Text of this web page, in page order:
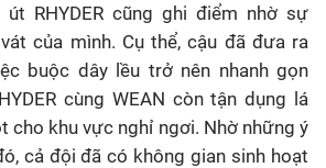
út RHYDER cũng ghi điểm nhờ sự
của mình. Cụ thể, cậu đã đưa ra
buộc dây lều trở nên nhanh gọn
cùng WEAN còn tận dụng lá
cho khu vực nghỉ ngơi. Nhờ những ý
cả đội đã có không gian sinh hoạt